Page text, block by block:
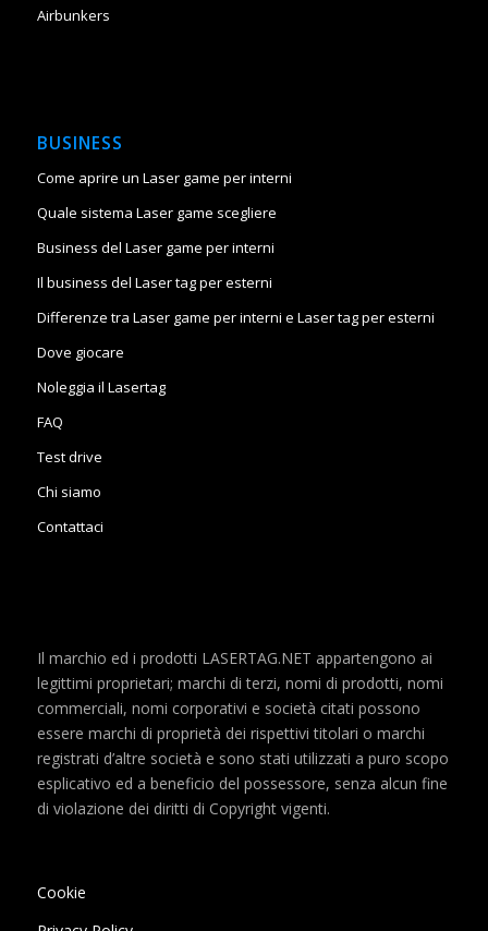
Airbunkers
BUSINESS
Come aprire un Laser game per interni
Quale sistema Laser game scegliere
Business del Laser game per interni
Il business del Laser tag per esterni
Differenze tra Laser game per interni e Laser tag per esterni
Dove giocare
Noleggia il Lasertag
FAQ
Test drive
Chi siamo
Contattaci
Il marchio ed i prodotti LASERTAG.NET appartengono ai
legittimi proprietari; marchi di terzi, nomi di prodotti, nomi
commerciali, nomi corporativi e società citati possono
essere marchi di proprietà dei rispettivi titolari o marchi
registrati d’altre società e sono stati utilizzati a puro scopo
esplicativo ed a beneficio del possessore, senza alcun fine
di violazione dei diritti di Copyright vigenti.
Cookie